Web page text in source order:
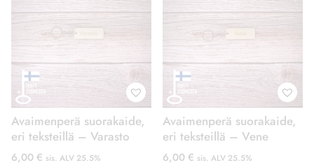
Avaimenperä suorakaide,
eri teksteillä – Varasto
6,00 € sis. ALV 25.5%
Avaimenperä suorakaide,
eri teksteillä – Vene
6,00 € sis. ALV 25.5%